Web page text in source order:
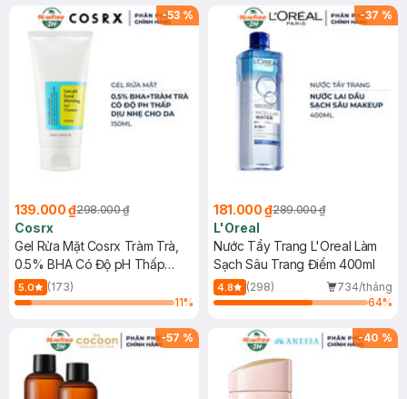
-53 %
139.000 ₫298.000 ₫
Cosrx
Gel Rửa Mặt Cosrx Tràm Trà,
0.5% BHA Có Độ pH Thấp
150ml
5.0
(173)
11%
-37 %
181.000 ₫289.000 ₫
L'Oreal
Nước Tẩy Trang L'Oreal Làm
Sạch Sâu Trang Điểm 400ml
4.8 (298)
734/tháng
64%
-57 % -40 %